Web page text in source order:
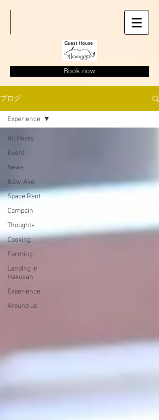
Book now
ブログ
All Posts
Event
News
Ikaw-Ako
Space Rent
Campain
Thoughts
Cooking
Farming
Landing in
Hakusan
Experience
Around us
Experience